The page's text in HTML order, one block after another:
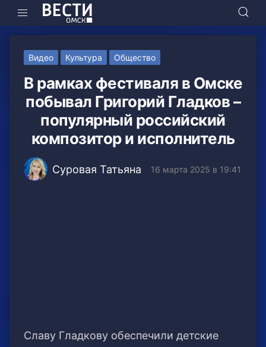
Видео Культура Общество
В рамках фестиваля в Омске
побывал Григорий Гладков –
популярный российский
композитор и исполнитель
Суровая Татьяна 16 марта 2025 в 19:41
Славу Гладкову обеспечили детские